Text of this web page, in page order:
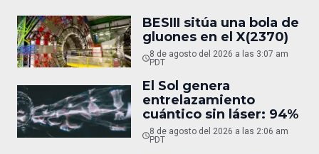
BESIII sitúa una bola de
gluones en el X(2370)
8 de agosto del 2026 a las 3:07 am
PDT
El Sol genera
entrelazamiento
cuántico sin láser: 94%
8 de agosto del 2026 a las 2:06 am
PDT